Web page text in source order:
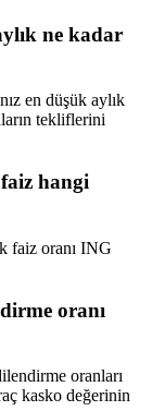
ne kadar
en düşük aylık
tekliflerini
hangi
faiz oranı ING
oranı
oranları
kasko değerinin